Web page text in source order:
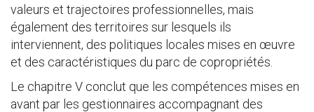
valeurs et trajectoires professionnelles, mais
également des territoires sur lesquels ils
interviennent, des politiques locales mises en œuvre
et des caractéristiques du parc de copropriétés.
Le chapitre V conclut que les compétences mises en
avant par les gestionnaires accompagnant des